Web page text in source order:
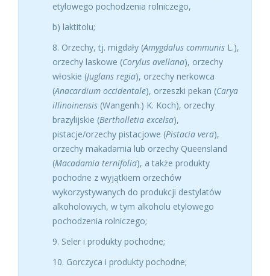
etylowego pochodzenia rolniczego,
b) laktitolu;
8. Orzechy, tj. migdały (Amygdalus communis L.),
orzechy laskowe (Corylus avellana), orzechy
włoskie (Juglans regia), orzechy nerkowca
(Anacardium occidentale), orzeszki pekan (Carya
illinoinensis (Wangenh.) K. Koch), orzechy
brazylijskie (Bertholletia excelsa),
pistacje/orzechy pistacjowe (Pistacia vera),
orzechy makadamia lub orzechy Queensland
(Macadamia ternifolia), a także produkty
pochodne z wyjątkiem orzechów
wykorzystywanych do produkcji destylatów
alkoholowych, w tym alkoholu etylowego
pochodzenia rolniczego;
9. Seler i produkty pochodne;
10. Gorczyca i produkty pochodne;